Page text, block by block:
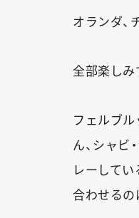
オランダ、
全部楽しみ
フェルブル
ん、シャビ
レーして
合わせるの